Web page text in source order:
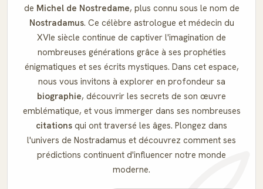
de Michel de Nostredame, plus connu sous le nom de
Nostradamus. Ce célèbre astrologue et médecin du
XVIe siècle continue de captiver l'imagination de
nombreuses générations grâce à ses prophéties
énigmatiques et ses écrits mystiques. Dans cet espace,
nous vous invitons à explorer en profondeur sa
biographie, découvrir les secrets de son œuvre
emblématique, et vous immerger dans ses nombreuses
citations qui ont traversé les âges. Plongez dans
l'univers de Nostradamus et découvrez comment ses
prédictions continuent d'influencer notre monde
moderne.